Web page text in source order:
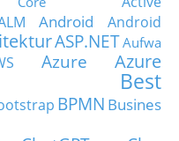
Android
Android
ASP.NETAufwa
Azure
Azure
Best
BPMN Busines